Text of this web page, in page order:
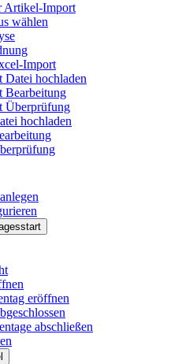
Artikel-Import
wählen
Import
Datei hochladen
Bearbeitung
Überprüfung
hochladen
eröffnen
abschließen